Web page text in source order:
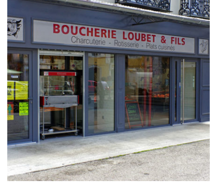
BÂTIMENT CONCEPTION
CRÉATION DE PLANS
EXTENSION
PILOTAGE DE CHANTIER
PROFESSIONNELS
RÉNOVATION
Boucherie Loubet